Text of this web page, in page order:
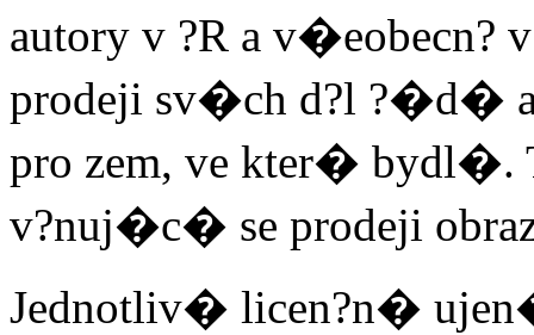
autory v ?R a
prodeji sv�ch d?l ?�d�
pro zem, ve kter� bydl�.
v?nuj�c� se prodeji
Jednotliv� licen?n�